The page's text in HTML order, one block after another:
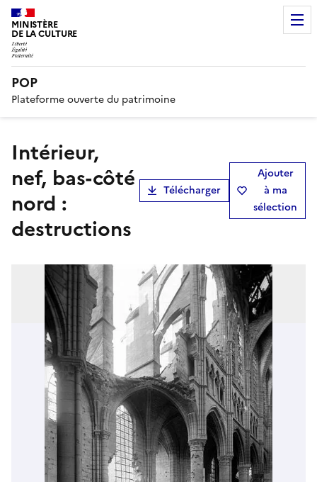
MINISTÈRE
DE LA CULTURE
POP
Plateforme ouverte du patrimoine
Intérieur,
nef, bas-côté
nord :
destructions
Télécharger
Ajouter
à ma
sélection